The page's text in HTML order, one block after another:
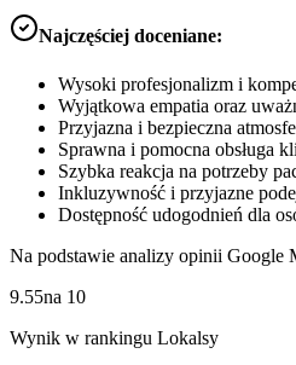
Najczęściej doceniane:
Wysoki profesjonalizm i
Wyjątkowa empatia oraz
Przyjazna i bezpieczna
Sprawna i pomocna obsługa
Szybka reakcja na potrzeby
Inkluzywność i przyjazne
Dostępność udogodnień dla
Na podstawie analizy opinii Google
9.55na 10
Wynik w rankingu Lokalsy